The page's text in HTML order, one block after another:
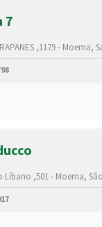
7
,1179 - Moema,
Líbano ,501 - Moema,